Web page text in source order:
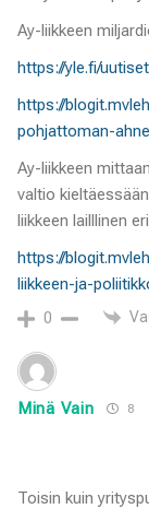
Ay-liikkeen
https://yle.fi/
https://
pohjattoman-
Ay-liikkeen
valtio
liikkeen lailllinen
https://
liikkeen-ja-
0
Minä Vain 8
Toisin kuin